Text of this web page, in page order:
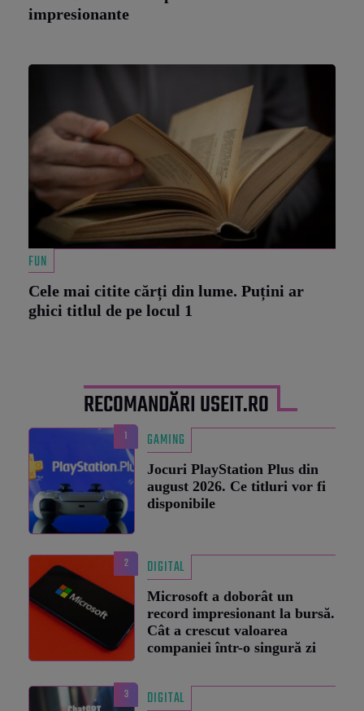
impresionante
FUN
Cele mai citite cărți din lume. Puțini ar
ghici titlul de pe locul 1
RECOMANDĂRI USEIT.RO
1 GAMING
Jocuri PlayStation Plus din
august 2026. Ce titluri vor fi
disponibile
2 DIGITAL
Microsoft a doborât un
record impresionant la bursă.
Cât a crescut valoarea
companiei într-o singură zi
3 DIGITAL